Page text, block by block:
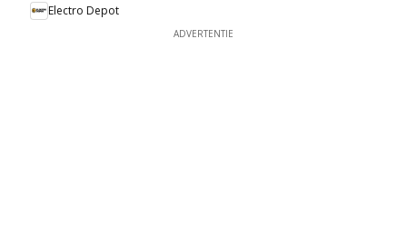
Electro Depot
ADVERTENTIE